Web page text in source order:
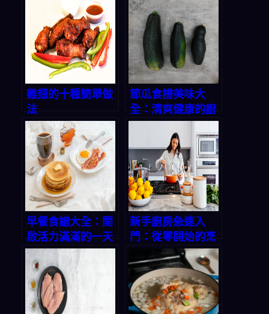
雞翅的十種簡單做
法
節瓜食譜美味大
全：清爽健康的廚
房寶藏
早餐食譜大全：開
啟活力滿滿的一天
新手廚房急速入
門：從零開始的烹